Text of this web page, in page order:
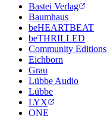
Bastei Verlag
Baumhaus
beHEARTBEAT
beTHRILLED
Community Editions
Eichborn
Grau
Lübbe Audio
Lübbe
LYX
ONE